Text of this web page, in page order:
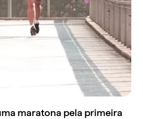
maratona pela primeira